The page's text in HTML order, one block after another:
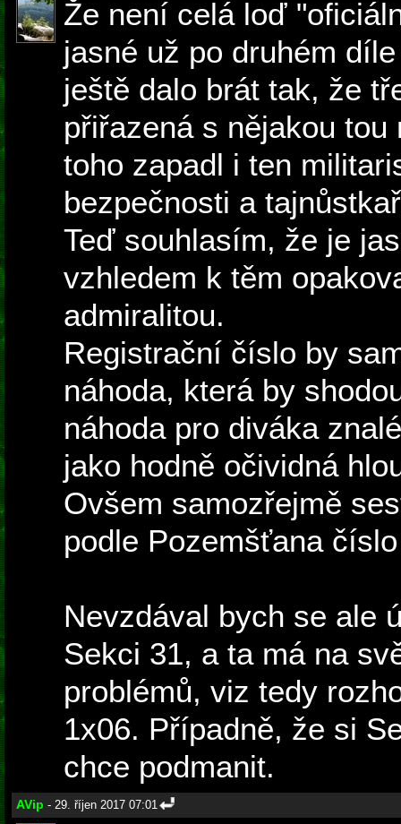
Že není celá loď
jasné už po druhém
ještě dalo brát tak, že
přiřazená s nějakou
toho zapadl i ten
bezpečnosti a
Teď souhlasím, že je
vzhledem k těm
admiralitou.
Registrační číslo by
náhoda, která by
náhoda pro diváka
jako hodně očividná
Ovšem samozřejmě
podle Pozemšťana
Nevzdával bych se ale
Sekci 31, a ta má na
problémů, viz tedy
1x06. Případně, že si
chce podmanit.
AVip - 29. říjen 2017 07:01